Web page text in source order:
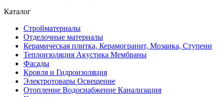
Каталог
Стройматериалы
Отделочные материалы
Керамическая плитка, Керамогранит, Мозаика, Ступени
Теплоизоляция Акустика Мембраны
Фасады
Кровля и Гидроизоляция
Электротовары Освещение
Отопление Водоснабжение Канализация